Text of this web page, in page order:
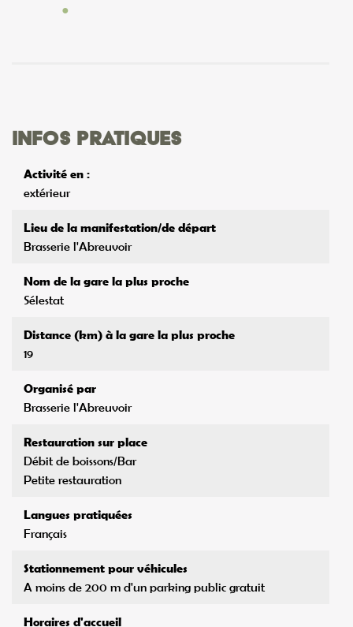
Infos pratiques
Activité en :
extérieur
Lieu de la manifestation/de départ
Brasserie l'Abreuvoir
Nom de la gare la plus proche
Sélestat
Distance (km) à la gare la plus proche
19
Organisé par
Brasserie l'Abreuvoir
Restauration sur place
Débit de boissons/Bar
Petite restauration
Langues pratiquées
Français
Stationnement pour véhicules
A moins de 200 m d'un parking public gratuit
Horaires d'accueil